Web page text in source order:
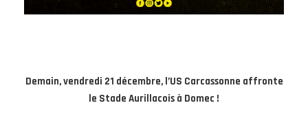
Demain, vendredi 21 décembre, l’US Carcassonne affronte
le Stade Aurillacois à Domec !